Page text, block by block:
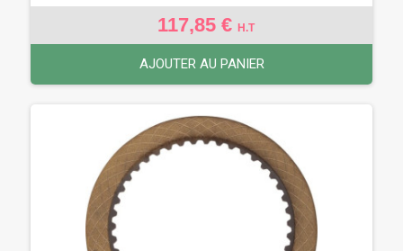
117,85 € H.T
AJOUTER AU PANIER